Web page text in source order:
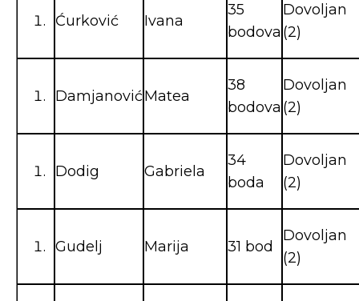
Ćurković Ivana
35
bodova
Dovoljan
(2)
DamjanovićMatea
38
bodova
Dovoljan
(2)
Dodig Gabriela
34
boda
Dovoljan
(2)
Gudelj Marija 31 bod
Dovoljan
(2)